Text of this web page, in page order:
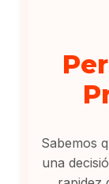
Sabemos
una